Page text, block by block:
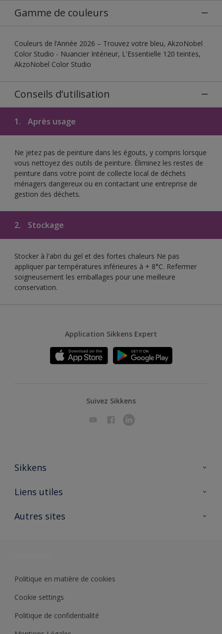
Gamme de couleurs
Couleurs de l’Année 2026 – Trouvez votre bleu, AkzoNobel
Color Studio - Nuancier Intérieur, L'Essentielle 120 teintes,
AkzoNobel Color Studio
Conseils d’utilisation
1. Après usage
Ne jetez pas de peinture dans les égouts, y compris lorsque
vous nettoyez des outils de peinture. Éliminez les restes de
peinture dans votre point de collecte local de déchets
ménagers dangereux ou en contactant une entreprise de
gestion des déchets.
2. Stockage
Stocker à l'abri du gel et des fortes chaleurs Ne pas
appliquer par températures inférieures à + 8°C. Refermer
soigneusement les emballages pour une meilleure
conservation.
Application Sikkens Expert
Suivez Sikkens
Sikkens
A propos de Sikkens
Liens utiles
Ouvrir un magasin PASS
Autres sites
Politique en matière de cookies
Cookie settings
Politique de confidentialité